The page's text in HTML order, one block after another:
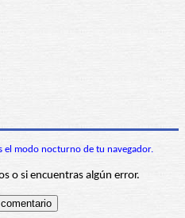
el modo nocturno de tu navegador.
o si encuentras algún error.